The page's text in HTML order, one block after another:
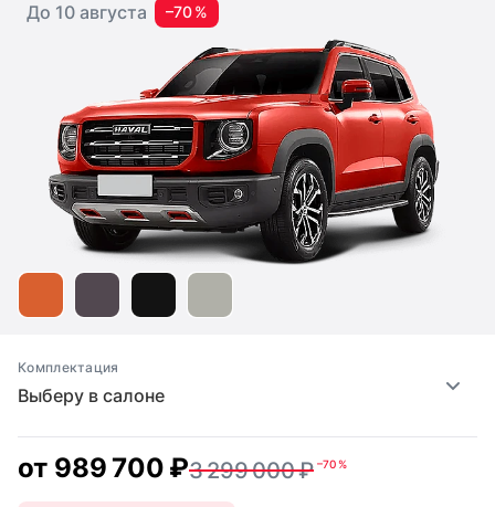
До 10 августа –70 %
Выберу в салоне
Комплектация
от 989 700 ₽3 299 000 ₽ –70 %